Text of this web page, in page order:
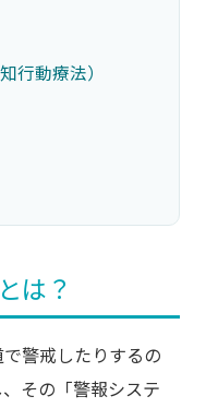
行動療法）
は？
警戒したりするの
その「警報システ